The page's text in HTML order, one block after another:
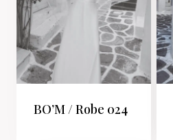
BO’M / Robe 024